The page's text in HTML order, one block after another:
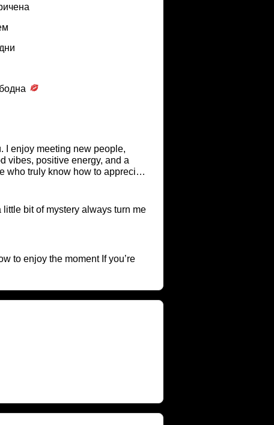
I enjoy meeting new people,
truly know how to appreciate
bit of mystery always turn me
to enjoy the moment If you’re